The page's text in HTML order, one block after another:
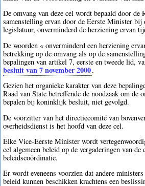
De omvang van deze cel wordt bepaald door de
samenstelling ervan door de Eerste Minister bij
legislatuur, onverminderd de herziening ervan
De woorden « onverminderd een herziening
betrekking op de omvang als op de
bepalingen van artikel 7, eerste en tweede lid,
besluit van 7 november 2000.
Gezien het organieke karakter van deze
Raad van State betreffende de noodzaak om de
bepalen bij koninklijk besluit, niet gevolgd.
De voorzitter van het directiecomité van
overheidsdienst is het hoofd van deze cel.
Elke Vice-Eerste Minister wordt
cel algemeen beleid op de vergaderingen van de
beleidscoördinatie.
Er wordt eveneens voorzien dat andere
beleid kunnen beschikken krachtens een